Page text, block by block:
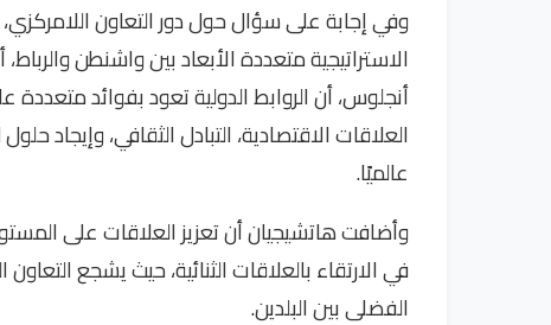
وفي إجابة على سؤال حول دور التعاون
الاستراتيجية متعددة الأبعاد بين واشنطن
أنجلوس، أن الروابط الدولية تعود بفوائد
العلاقات الاقتصادية، التبادل الثقافي، وإيجاد
عالميًا.
وأضافت هاتشيجيان أن تعزيز العلاقات على
في الارتقاء بالعلاقات الثنائية، حيث يشجع
الفضلى بين البلدين.